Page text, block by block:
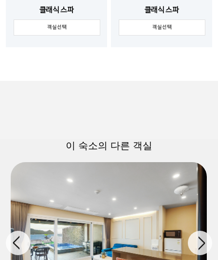
클래식 스파
객실선택
클래식 스파
객실선택
이 숙소의 다른 객실